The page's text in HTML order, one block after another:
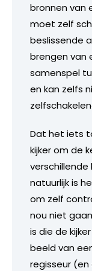
bronnen van
moet zelf
beslissende
brengen van
samenspel
en kan zelfs
Dat het iets
kijker om de
verschillende
natuurlijk is
om zelf
nou niet
is die de
beeld van
regisseur